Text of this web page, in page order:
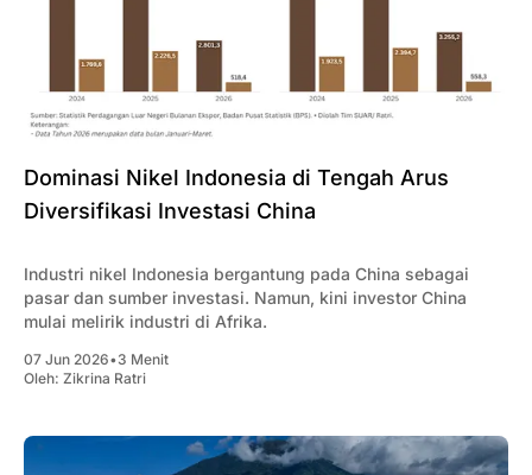
Dominasi Nikel Indonesia di Tengah Arus
Diversifikasi Investasi China
Industri nikel Indonesia bergantung pada China sebagai
pasar dan sumber investasi. Namun, kini investor China
mulai melirik industri di Afrika.
07 Jun 2026•3 Menit
Oleh: Zikrina Ratri